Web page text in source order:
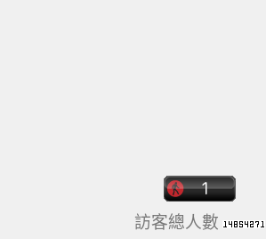
訪客總人數